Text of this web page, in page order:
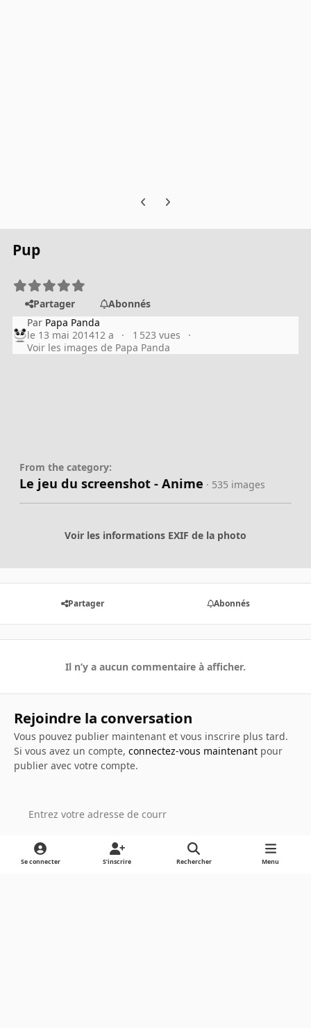
Previous carousel slide
Next carousel slide
Pup
Partager
Abonnés
Par Papa Panda
le 13 mai 201412 a
1 523 vues
Voir les images de Papa Panda
From the category:
Le jeu du screenshot - Anime · 535 images
Voir les informations EXIF de la photo
Partager Abonnés
Il n’y a aucun commentaire à afficher.
Rejoindre la conversation
Vous pouvez publier maintenant et vous inscrire plus tard.
Si vous avez un compte, connectez-vous maintenantpour
publier avec votre compte.
Ajouter un commentaire…
Se connecter S’inscrire Rechercher Menu